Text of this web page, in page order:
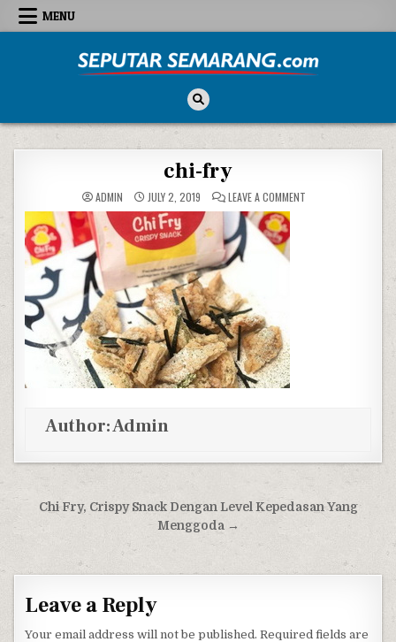
Skip to content
MENU
chi-fry
ADMIN JULY 2, 2019 LEAVE A COMMENTON CHI-FRY
Author:Admin
Post navigation
Chi Fry, Crispy Snack Dengan Level Kepedasan Yang
Menggoda →
Leave a Reply
Your email address will not be published. Required fields are